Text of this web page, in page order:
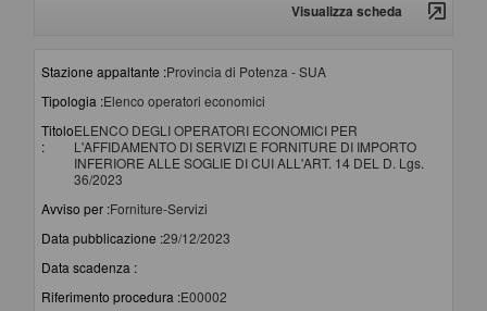
Visualizza scheda
Stazione appaltante :Provincia di Potenza - SUA
Tipologia :Elenco operatori economici
Titolo
:
ELENCO DEGLI OPERATORI ECONOMICI PER
L'AFFIDAMENTO DI SERVIZI E FORNITURE DI IMPORTO
INFERIORE ALLE SOGLIE DI CUI ALL'ART. 14 DEL D. Lgs.
36/2023
Avviso per :Forniture-Servizi
Data pubblicazione :29/12/2023
Data scadenza :
Riferimento procedura :E00002